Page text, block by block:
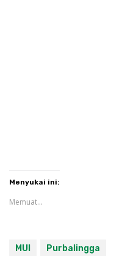
Menyukai ini:
Memuat...
MUI PurbaIingga